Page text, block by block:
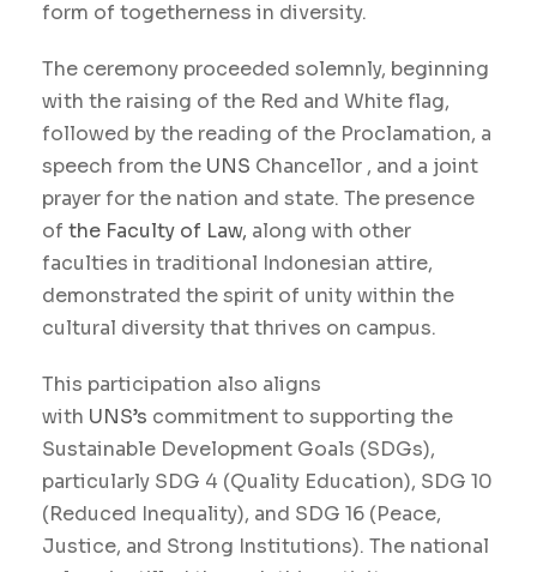
form of togetherness in diversity.
The ceremony proceeded solemnly, beginning
with the raising of the Red and White flag,
followed by the reading of the Proclamation, a
speech from the UNS Chancellor , and a joint
prayer for the nation and state. The presence
of the Faculty of Law, along with other
faculties in traditional Indonesian attire,
demonstrated the spirit of unity within the
cultural diversity that thrives on campus.
This participation also aligns
with UNS’s commitment to supporting the
Sustainable Development Goals (SDGs),
particularly SDG 4 (Quality Education), SDG 10
(Reduced Inequality), and SDG 16 (Peace,
Justice, and Strong Institutions). The national